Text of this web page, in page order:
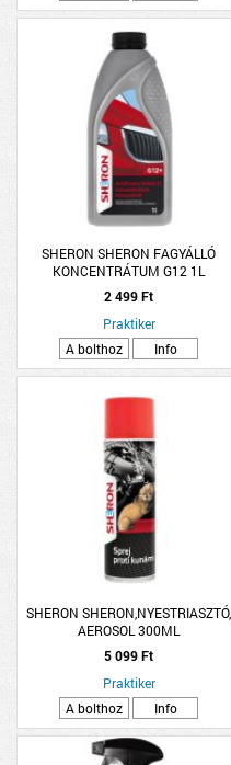
SHERON SHERON FAGYÁLLÓ
KONCENTRÁTUM G12 1L
2 499 Ft
Praktiker
A bolthoz
Info
SHERON SHERON,NYESTRIASZTÓ,
AEROSOL 300ML
5 099 Ft
Praktiker
A bolthoz
Info